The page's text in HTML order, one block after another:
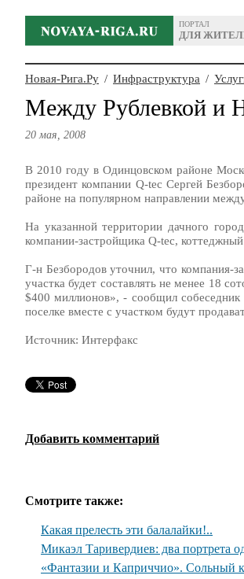
ПОРТАЛ
ДЛЯ
Новая-Рига.Ру / Инфраструктура /
Между Рублевкой и
20 мая, 2008
В 2010 году в Одинцовском районе
президент компании Q-tec Сергей
районе на популярном направлении
На указанной территории дачного
компании-застройщика Q-tec,
Г-н Безбородов уточнил, что компания-
участка будет составлять не менее 18
$400 миллионов», - сообщил
поселке вместе с участком будут
Источник: Интерфакс
Добавить комментарий
Смотрите также:
Какая прелесть эти балалайки!..
Микаэл Таривердиев: два портрета
«Фантазии и Каприччио». Сольный